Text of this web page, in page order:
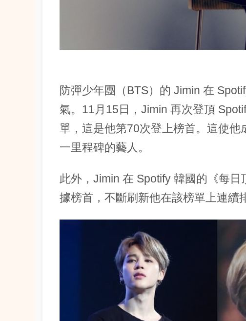
防彈少年團（BTS）的 Jimin 在
氣。11月15日，Jimin 再次登頂
單，這是他第70次登上榜首。這使他
一里程碑的藝人。
此外，Jimin 在 Spotify 韓國的《每
據榜首，不斷刷新他在該榜單上連續